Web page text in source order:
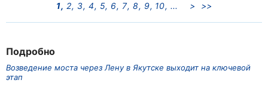
Подробно
Возведение моста через Лену в Якутске выходит на ключевой
этап
1 2 3 4 5 6 7 8 9 10 > >>